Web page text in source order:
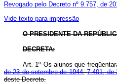
Revogado pelo Decreto nº 9.757, de
Vide texto para impressão
O PRESIDENTE DA
DECRETA:
Art. 1º Os alunos que
de 23 de setembro de 1944,7.401, de
deste Decreto.